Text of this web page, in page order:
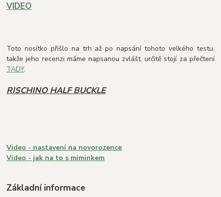
VIDEO
Toto nosítko přišlo na trh až po napsání tohoto velkého testu,
takže jeho recenzi máme napsanou zvlášt, určitě stojí za přečtení
TADY.
RISCHINO HALF BUCKLE
Video - nastavení na novorozence
Video - jak na to s miminkem
Základní informace